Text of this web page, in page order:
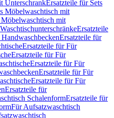
UnterschrankErsatzteile für Sets
Möbelwaschtisch mit
mit
WaschtischunterschränkeErsatzteile
Ersatzteile für
Ersatzteile für Für
Ersatzteile für Für
Ersatzteile für Für
Ersatzteile für Für
Ersatzteile für Für
Ersatzteile für
SchalenformErsatzteile für
Für Aufsatzwaschtisch